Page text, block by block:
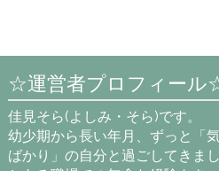
☆運営者プロフィール
佳見そら(よしみ・そら)です。
幼少期から長い年月、ずっと「
ばかり」の自分と過ごしてきまし